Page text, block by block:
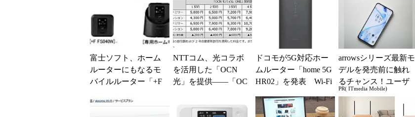
富士ソフト、ホーム
ルーターにもなるモ
バイルルーター「+F
NTTコム、光コラボ
を活用した「OCN
光」を提供――「OC
ドコモが5G対応ホー
ムルーター「home 5G
HR02」を発表 Wi-Fi
arrowsシリーズ最新モ
デルを発売前に触れ
るチャンス！ユーザ
ー座談会開催
PR( ITmedia Mobile)